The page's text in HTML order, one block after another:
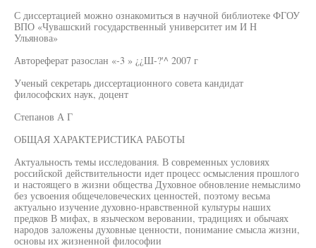
С диссертацией можно ознакомиться в научной библиотеке ФГОУ
ВПО «Чувашский государственный университет им И Н
Ульянова»
Автореферат разослан «-3 » ¿¿Ш-?'^ 2007 г
Ученый секретарь диссертационного совета кандидат
философских наук, доцент
Степанов А Г
ОБЩАЯ ХАРАКТЕРИСТИКА РАБОТЫ
Актуальность темы исследования. В современных условиях
российской действительности идет процесс осмысления прошлого
и настоящего в жизни общества Духовное обновление немыслимо
без усвоения общечеловеческих ценностей, поэтому весьма
актуально изучение духовно-нравственной культуры наших
предков В мифах, в языческом веровании, традициях и обычаях
народов заложены духовные ценности, понимание смысла жизни,
основы их жизненной философии